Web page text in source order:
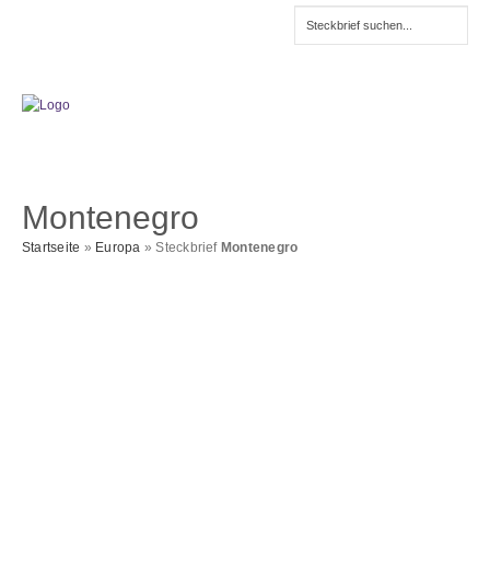
Montenegro
Startseite » Europa » Steckbrief Montenegro